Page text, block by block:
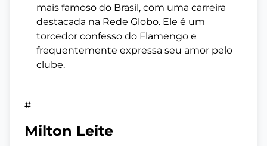
mais famoso do Brasil, com uma carreira
destacada na Rede Globo. Ele é um
torcedor confesso do Flamengo e
frequentemente expressa seu amor pelo
clube.
#
Milton Leite